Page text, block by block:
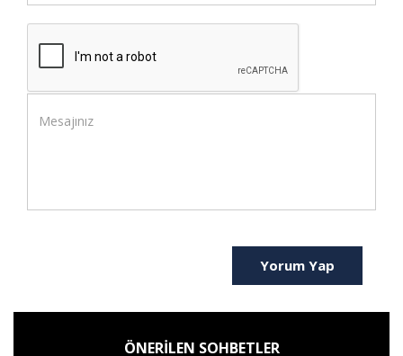
Yorum Yap
ÖNERİLEN SOHBETLER